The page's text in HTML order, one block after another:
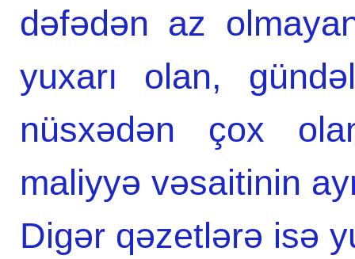
dəfədən az
yuxarı olan,
nüsxədən çox
maliyyə vəsaitinin
Digər qəzetlərə isə